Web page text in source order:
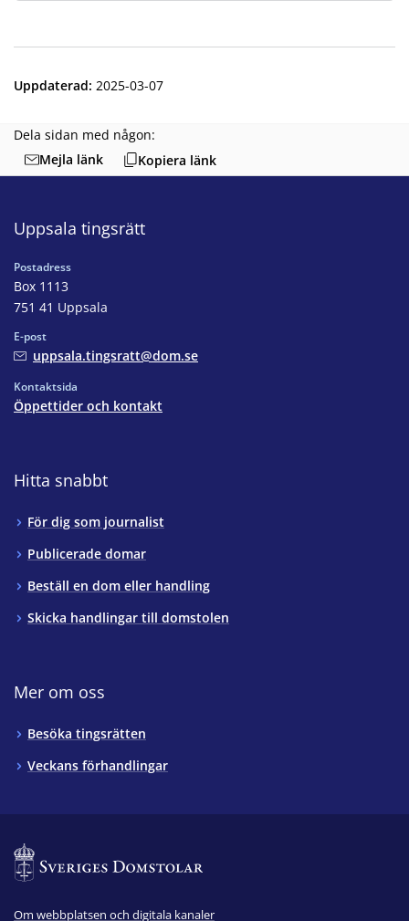
Uppdaterad: 2025-03-07
Dela sidan med någon:
Mejla länk
Kopiera länk
Uppsala tingsrätt
Postadress
Box 1113
751 41 Uppsala
E-post
uppsala.tingsratt@dom.se
Kontaktsida
Öppettider och kontakt
Hitta snabbt
För dig som journalist
Publicerade domar
Beställ en dom eller handling
Skicka handlingar till domstolen
Mer om oss
Besöka tingsrätten
Veckans förhandlingar
Om webbplatsen och digitala kanaler